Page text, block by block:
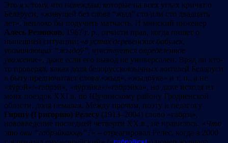
Это я к тому, что невеждам, которые на всех углах кричат о
Беларуси, «живущей без слова “жыд” сто или сто двадцать
лет», неплохо бы подучить матчасть. И минский инженер
Алесь Резников, 1967 г. р., отчасти прав, когда пишет о
нынешней ситуации: «в устах деревенских бабулек,
упоминающих “жыдоў”, чувствуется определённое
уважение», даже если его вывод не универсален. Вряд ли кто-
то проверял, какая доля белорусскоязычных жителей Беларуси
в быту предпочитает слова «жыд», «жыдоўка» и т. п., а не
«яўрэй»/«габрэй», «яўрэйка»/«габрэйка», но даже исходя из
моих поездок XXI в. по Щучинскому району Гродненской
области, доля немалая. Между прочим, поэту и педагогу
Гиршу (Григорию) Релесу (1913–2004) слово «габрэі»,
нововведение последней четверти ХХ в., не нравилось. «Что
это они “габрэйкаюць”?» – отреагировал Релес, когда в 2000